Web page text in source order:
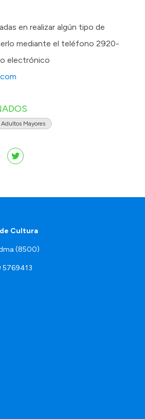
en realizar algún tipo de
mediante el teléfono 2920-
electrónico
Adultos Mayores
Cultura
(8500)
5769413